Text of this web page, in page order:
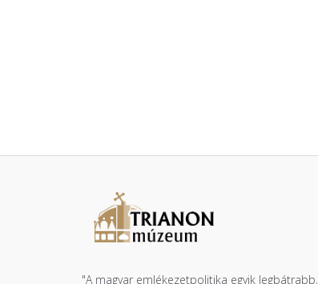
"A magyar emlékezetpolitika egyik legbátrabb,